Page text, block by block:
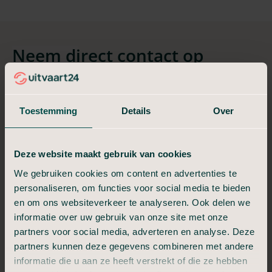
Toestemming Details Over
Deze website maakt gebruik van cookies
We gebruiken cookies om content en advertenties te
personaliseren, om functies voor social media te bieden
en om ons websiteverkeer te analyseren. Ook delen we
informatie over uw gebruik van onze site met onze
partners voor social media, adverteren en analyse. Deze
partners kunnen deze gegevens combineren met andere
informatie die u aan ze heeft verstrekt of die ze hebben
Neem direct contact op
bij een overlijden
[telephone]
Stap 2.Eerste verzorging
Waardige en adequate verzorging
Na het inschakelen van ons zorgteam informeren wij u over de
tijd waarop u ons zorgteam kunt verwachten. Dit is altijd